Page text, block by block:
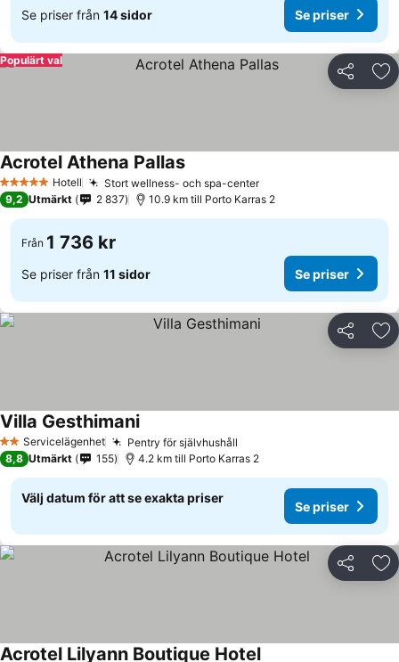
Se priser från 14 sidor Se priser
Dela
Populärt val
5 Stjärnor Hotell Stort wellness- och spa-center
Acrotel Athena Pallas
9,2 Utmärkt 2 837 10.9 km till Porto Karras 2
Från 1 736 kr
Se priser från 11 sidor Se priser
Dela
2 StjärnorServicelägenhet Pentry för självhushåll
Villa Gesthimani
8,8 Utmärkt 155 4.2 km till Porto Karras 2
Välj datum för att se exakta priser
Se priser
Dela
Acrotel Lilyann Boutique Hotel